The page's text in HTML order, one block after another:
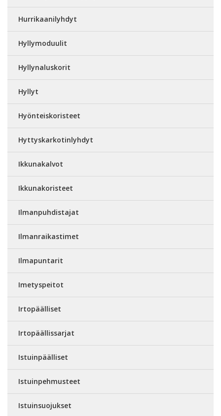
Hurrikaanilyhdyt
Hyllymoduulit
Hyllynaluskorit
Hyllyt
Hyönteiskoristeet
Hyttyskarkotinlyhdyt
Ikkunakalvot
Ikkunakoristeet
Ilmanpuhdistajat
Ilmanraikastimet
Ilmapuntarit
Imetyspeitot
Irtopäälliset
Irtopäällissarjat
Istuinpäälliset
Istuinpehmusteet
Istuinsuojukset